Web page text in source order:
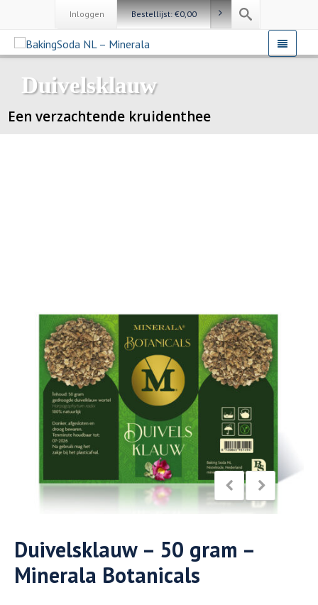
Inloggen Bestellijst:€0,00
Duivelsklauw
Een verzachtende kruidenthee
Duivelsklauw – 50 gram –
Minerala Botanicals